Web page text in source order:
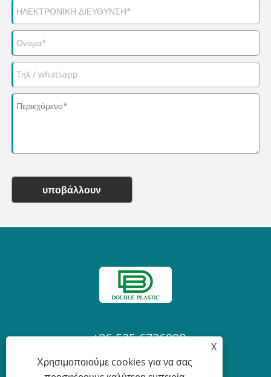
υποβάλλουν
+86-535-6726098
Laura@ytdouble.com
X
Χρησιμοποιούμε cookies για να σας